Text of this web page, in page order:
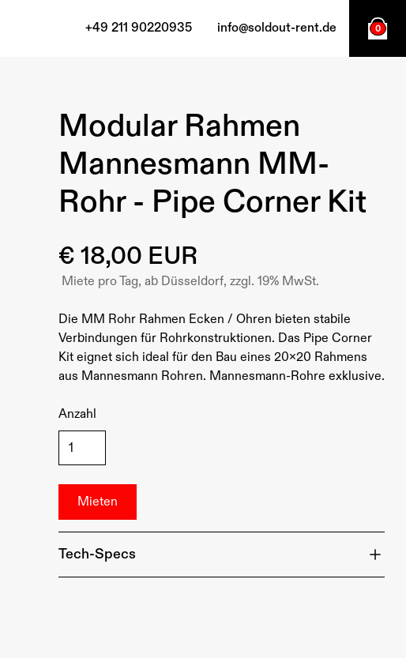
+49 211 90220935 info@soldout-rent.de 0
Modular Rahmen
Mannesmann MM-
Rohr - Pipe Corner Kit
€ 18,00 EUR
Miete pro Tag, ab Düsseldorf, zzgl. 19% MwSt.
Die MM Rohr Rahmen Ecken / Ohren bieten stabile
Verbindungen für Rohrkonstruktionen. Das Pipe Corner
Kit eignet sich ideal für den Bau eines 20x20 Rahmens
aus Mannesmann Rohren. Mannesmann-Rohre exklusive.
Anzahl
Tech-Specs